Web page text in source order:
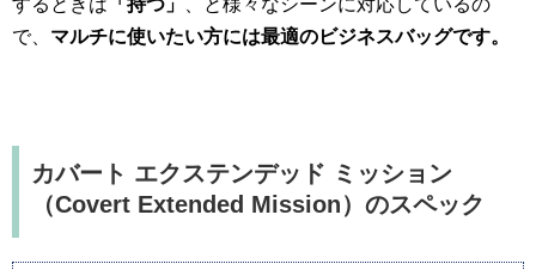
するときは 「持つ」
、と様々なシーンに対応しているの
で、 マルチに使いたい方には最適のビジネスバッグです。
カバート エクステンデッド ミッション
（Covert Extended Mission）のスペック